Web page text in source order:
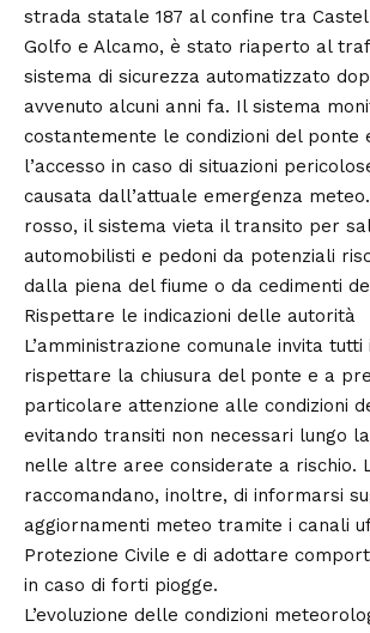
strada statale 187 al confine tra
Golfo e Alcamo, è stato riaperto al
sistema di sicurezza automatizzato
avvenuto alcuni anni fa. Il sistema
costantemente le condizioni del ponte
l’accesso in caso di situazioni
causata dall’attuale emergenza
rosso, il sistema vieta il transito per
automobilisti e pedoni da potenziali
dalla piena del fiume o da cedimenti
Rispettare le indicazioni delle autorità
L’amministrazione comunale invita tutti
rispettare la chiusura del ponte e a
particolare attenzione alle condizioni
evitando transiti non necessari lungo la
nelle altre aree considerate a rischio.
raccomandano, inoltre, di informarsi
aggiornamenti meteo tramite i canali
Protezione Civile e di adottare
in caso di forti piogge.
L’evoluzione delle condizioni